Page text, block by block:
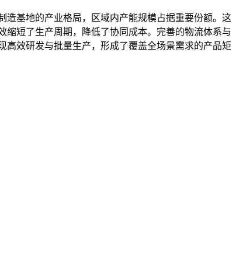
造基地的产业格局，区域内产能规模占据重要份额。这
短了生产周期，降低了协同成本。完善的物流体系与
效研发与批量生产，形成了覆盖全场景需求的产品矩